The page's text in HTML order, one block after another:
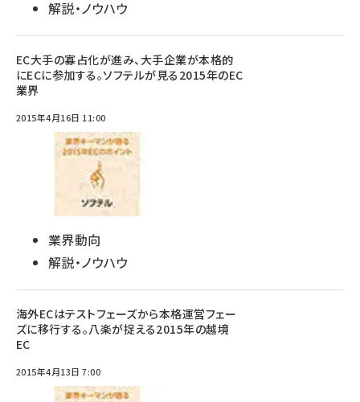
解説・ノウハウ
EC大手の寡占化が進み、大手企業が本格的
にECに参加する。ソフテルが見る2015年のEC
業界
2015年4月16日 11:00
業界動向
解説・ノウハウ
海外ECはテストフェーズから本格運営フェー
ズに移行する。八楽が捉える2015年の越境
EC
2015年4月13日 7:00